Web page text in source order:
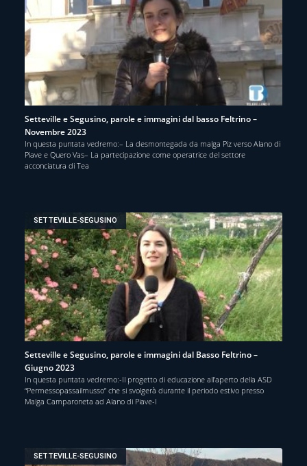
Setteville e Segusino, parole e immagini dal basso Feltrino –
Novembre 2023
In questa puntata vedremo:– La desmontegada da malga Piz verso Alano di
Piave e Quero Vas– La partecipazione come operatrice del settore
acconciatura di Tea
SETTEVILLE-SEGUSINO
Setteville e Segusino, parole e immagini dal Basso Feltrino –
Giugno 2023
In questa puntata vedremo:-Il progetto di educazione all’aperto della ASD
“Permessopassailmusso” che si svolgerà durante il periodo estivo presso
Malga Camparoneta ad Alano di Piave-I
SETTEVILLE-SEGUSINO